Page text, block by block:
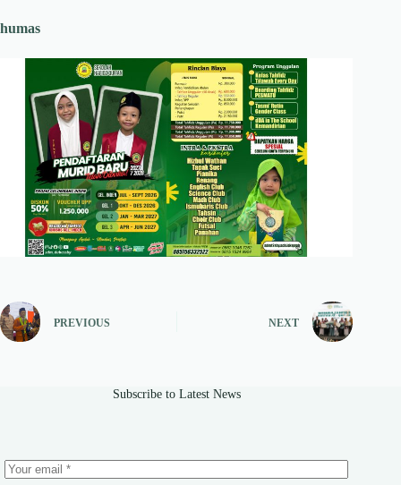
humas
PREVIOUS NEXT
Subscribe to Latest News